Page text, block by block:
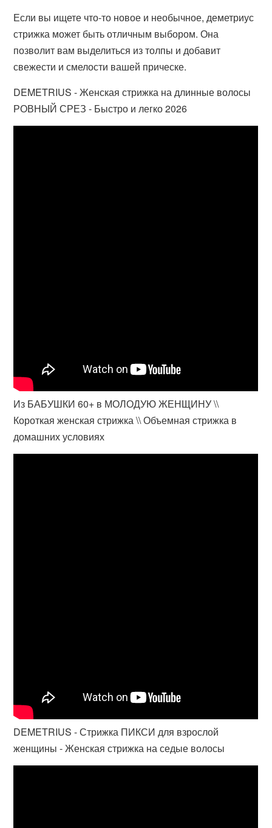
Если вы ищете что-то новое и необычное, деметриус
стрижка может быть отличным выбором. Она
позволит вам выделиться из толпы и добавит
свежести и смелости вашей прическе.
DEMETRIUS - Женская стрижка на длинные волосы
РОВНЫЙ СРЕЗ - Быстро и легко 2026
Из БАБУШКИ 60+ в МОЛОДУЮ ЖЕНЩИНУ \\
Короткая женская стрижка \\ Объемная стрижка в
домашних условиях
DEMETRIUS - Стрижка ПИКСИ для взрослой
женщины - Женская стрижка на седые волосы